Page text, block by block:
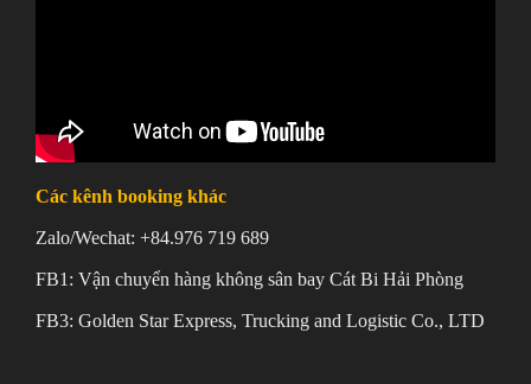
Các kênh booking khác
Zalo/Wechat: +84.976 719 689
FB1: Vận chuyển hàng không sân bay Cát Bi Hải Phòng
FB3: Golden Star Express, Trucking and Logistic Co., LTD